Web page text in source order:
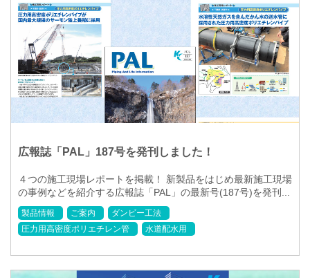
広報誌「PAL」187号を発刊しました！
４つの施工現場レポートを掲載！ 新製品をはじめ最新施工現場
の事例などを紹介する広報誌「PAL」の最新号(187号)を発刊...
製品情報 ご案内
ダンビー工法
圧力用高密度ポリエチレン管
水道配水用